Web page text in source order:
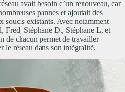
avait besoin d’un renouveau, car
pannes et ajoutait des
soucis existants. Avec notamment
Fred, Stéphane D., Stéphane L, et
de chacun permet de travailler
le réseau dans son intégralité.